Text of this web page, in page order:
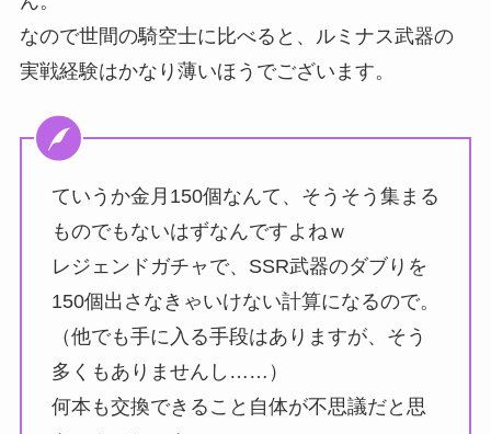
なので世間の騎空士に比べると、ルミナス武器の
実戦経験はかなり薄いほうでございます。
ていうか金月150個なんて、そうそう集まる
ものでもないはずなんですよねｗ
レジェンドガチャで、SSR武器のダブりを
150個出さなきゃいけない計算になるので。
（他でも手に入る手段はありますが、そう
多くもありませんし……）
何本も交換できること自体が不思議だと思